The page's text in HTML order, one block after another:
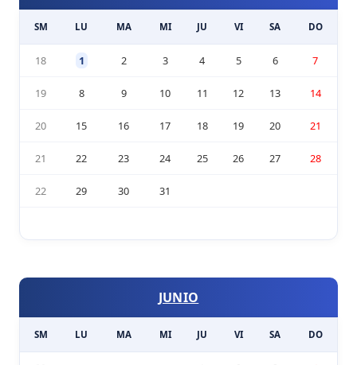
SM LU MA MI JU VI SA DO
18 1 2 3 4 5 6 7
19 8 9 10 11 12 13 14
20 15 16 17 18 19 20 21
21 22 23 24 25 26 27 28
22 29 30 31
JUNIO
SM LU MA MI JU VI SA DO